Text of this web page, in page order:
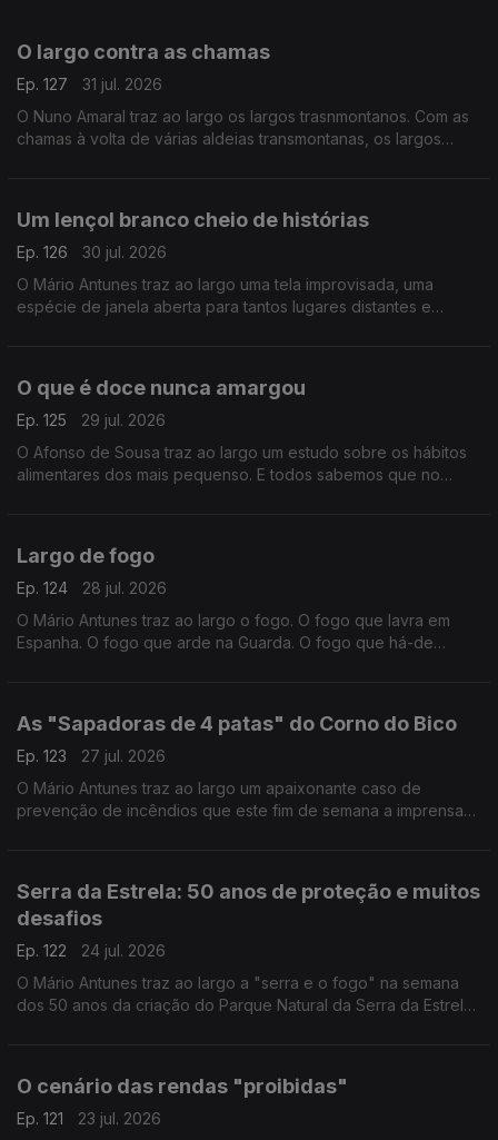
O largo contra as chamas
Ep. 127
31 jul. 2026
O Nuno Amaral traz ao largo os largos trasnmontanos. Com as
chamas à volta de várias aldeias transmontanas, os largos
Um lençol branco cheio de histórias
Ep. 126
30 jul. 2026
O Mário Antunes traz ao largo uma tela improvisada, uma
espécie de janela aberta para tantos lugares distantes e
O que é doce nunca amargou
Ep. 125
29 jul. 2026
O Afonso de Sousa traz ao largo um estudo sobre os hábitos
alimentares dos mais pequenso. E todos sabemos que no
Largo de fogo
Ep. 124
28 jul. 2026
O Mário Antunes traz ao largo o fogo. O fogo que lavra em
Espanha. O fogo que arde na Guarda. O fogo que há-de
As "Sapadoras de 4 patas" do Corno do Bico
Ep. 123
27 jul. 2026
O Mário Antunes traz ao largo um apaixonante caso de
prevenção de incêndios que este fim de semana a imprensa
Serra da Estrela: 50 anos de proteção e muitos
desafios
Ep. 122
24 jul. 2026
O Mário Antunes traz ao largo a "serra e o fogo" na semana
dos 50 anos da criação do Parque Natural da Serra da Estrela.
O cenário das rendas "proibidas"
Ep. 121
23 jul. 2026